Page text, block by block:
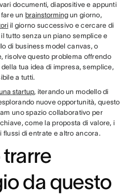
documenti, diapositive e appunti
un brainstormingun giorno,
il giorno successivo e cercare di
il tutto senza un piano semplice e
di business model canvas, o
risolve questo problema offrendo
tua idea di impresa, semplice,
a tutti.
startup, iterando un modello di
nuove opportunità, questo
uno spazio collaborativo per
come la proposta di valore, i
flussi di entrate e altro ancora.
da questo